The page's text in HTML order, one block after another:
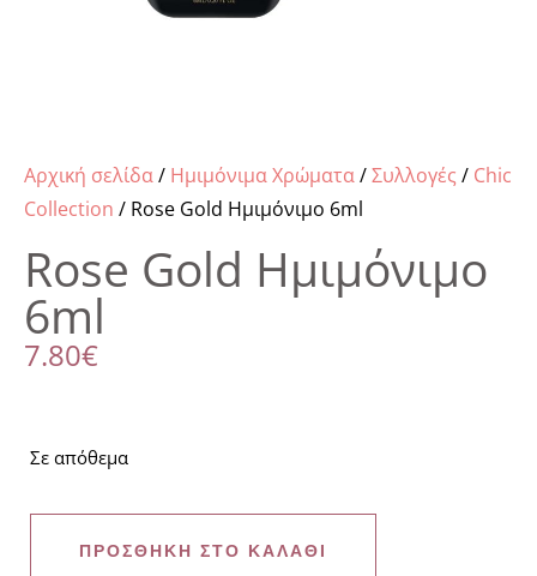
Αρχική σελίδα/ Ημιμόνιμα Χρώματα/Συλλογές / Chic
Collection / Rose Gold Ημιμόνιμο 6ml
Rose Gold Ημιμόνιμο
6ml
7.80€
Σε απόθεμα
ΠΡΟΣΘΉΚΗ ΣΤΟ ΚΑΛΆΘΙ